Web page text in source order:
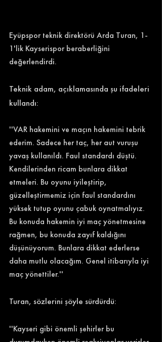
Eyüpspor teknik direktörü Arda Turan, 1-
1'lik Kayserispor beraberliğini
değerlendirdi.
Teknik adam, açıklamasında şu ifadeleri
kullandı:
''VAR hakemini ve maçın hakemini tebrik
ederim. Sadece her taç, her aut vuruşu
yavaş kullanıldı. Faul standardı düştü.
Kendilerinden ricam bunlara dikkat
etmeleri. Bu oyunu iyileştirip,
güzelleştirmemiz için faul standardını
yüksek tutup oyunu çabuk oynatmalıyız.
Bu konuda hakemin iyi maç yönetmesine
rağmen, bu konuda zayıf kaldığını
düşünüyorum. Bunlara dikkat ederlerse
daha mutlu olacağım. Genel itibarıyla iyi
maç yönettiler.''
Turan, sözlerini şöyle sürdürdü:
''Kayseri gibi önemli şehirler bu